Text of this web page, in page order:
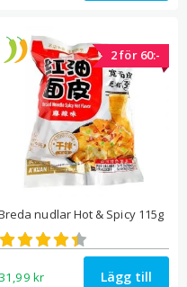
2 för 60:-
nudlar Hot & Spicy 115g
Betygsatt
4.40
av 5
31,99 kr Lägg till